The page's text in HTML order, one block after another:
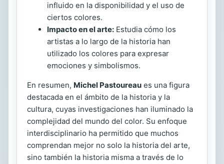
influido en la disponibilidad y el uso de
ciertos colores.
Impacto en el arte: Estudia cómo los
artistas a lo largo de la historia han
utilizado los colores para expresar
emociones y simbolismos.
En resumen, Michel Pastoureau es una figura
destacada en el ámbito de la historia y la
cultura, cuyas investigaciones han iluminado la
complejidad del mundo del color. Su enfoque
interdisciplinario ha permitido que muchos
comprendan mejor no solo la historia del arte,
sino también la historia misma a través de lo